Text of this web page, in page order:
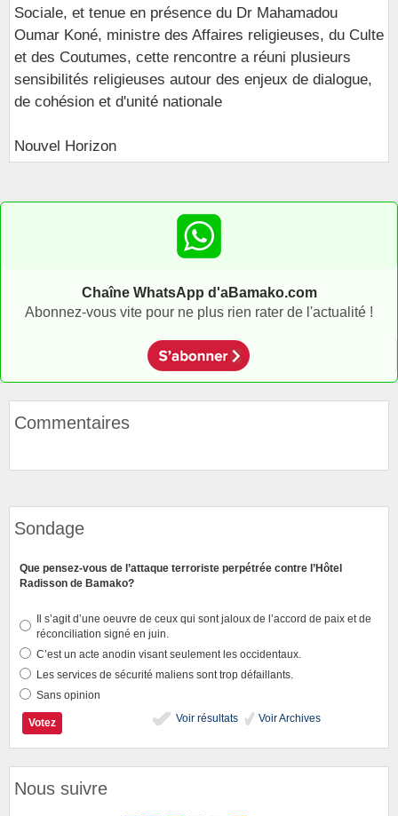
Sociale, et tenue en présence du Dr Mahamadou
Oumar Koné, ministre des Affaires religieuses, du Culte
et des Coutumes, cette rencontre a réuni plusieurs
sensibilités religieuses autour des enjeux de dialogue,
de cohésion et d'unité nationale
Nouvel Horizon
Chaîne WhatsApp d'aBamako.com
Abonnez-vous vite pour ne plus rien rater de l'actualité !
Commentaires
Sondage
Que pensez-vous de l’attaque terroriste perpétrée contre l’Hôtel
Radisson de Bamako?
Il s’agit d’une oeuvre de ceux qui sont jaloux de l’accord de paix et de
réconciliation signé en juin.
C’est un acte anodin visant seulement les occidentaux.
Les services de sécurité maliens sont trop défaillants.
Sans opinion
Voir résultats
Voir Archives
Nous suivre